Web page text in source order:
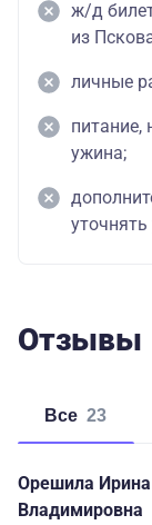
ж/д
из
личные
питание,
ужина;
уточнять
Отзывы
Все 23
Орешила Ирина
Владимировна